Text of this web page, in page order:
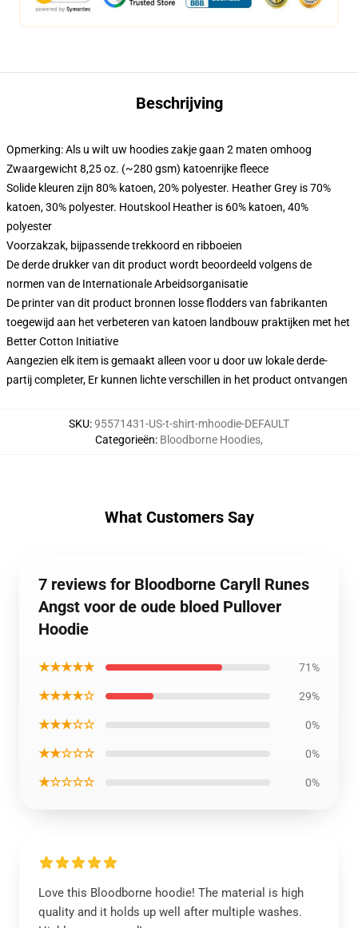
Beschrijving
Opmerking: Als u wilt uw hoodies zakje gaan 2 maten omhoog
Zwaargewicht 8,25 oz. (~280 gsm) katoenrijke fleece
Solide kleuren zijn 80% katoen, 20% polyester. Heather Grey is 70%
katoen, 30% polyester. Houtskool Heather is 60% katoen, 40%
polyester
Voorzakzak, bijpassende trekkoord en ribboeien
De derde drukker van dit product wordt beoordeeld volgens de
normen van de Internationale Arbeidsorganisatie
De printer van dit product bronnen losse flodders van fabrikanten
toegewijd aan het verbeteren van katoen landbouw praktijken met het
Better Cotton Initiative
Aangezien elk item is gemaakt alleen voor u door uw lokale derde-
partij completer, Er kunnen lichte verschillen in het product ontvangen
SKU:95571431-US-t-shirt-mhoodie-DEFAULT
Categorieën: Bloodborne Hoodies,
What Customers Say
7 reviews for Bloodborne Caryll Runes
Angst voor de oude bloed Pullover
Hoodie
★★★★★ 71%
★★★★☆ 29%
★★★☆☆ 0%
★★☆☆☆ 0%
★☆☆☆☆ 0%
Love this Bloodborne hoodie! The material is high
quality and it holds up well after multiple washes.